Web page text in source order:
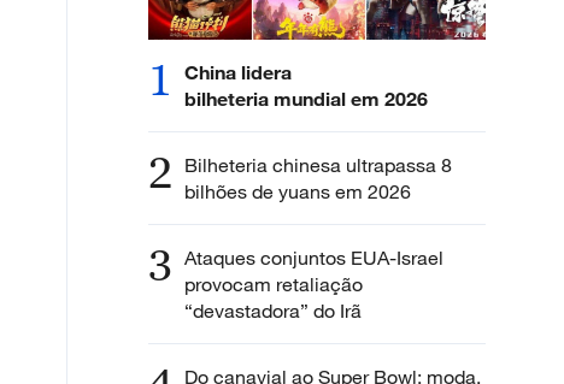
1
China lidera
bilheteria mundial em 2026
2 Bilheteria chinesa ultrapassa 8
bilhões de yuans em 2026
3 Ataques conjuntos EUA-Israel
provocam retaliação
“devastadora” do Irã
Do canavial ao Super Bowl: moda,